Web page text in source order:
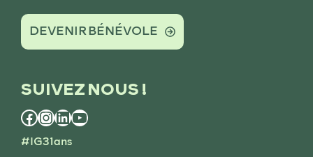
DEVENIR BÉNÉVOLE
SUIVEZ NOUS !
Facebook
Instagram
LinkedIn
YouTube
#IG31ans